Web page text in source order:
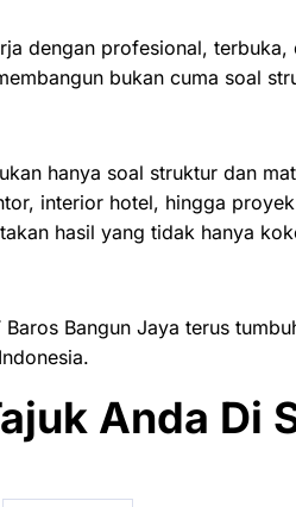
dengan profesional,
bukan cuma soal
hanya soal struktur dan
interior hotel, hingga
hasil yang tidak hanya
Bangun Jaya terus
Anda Di